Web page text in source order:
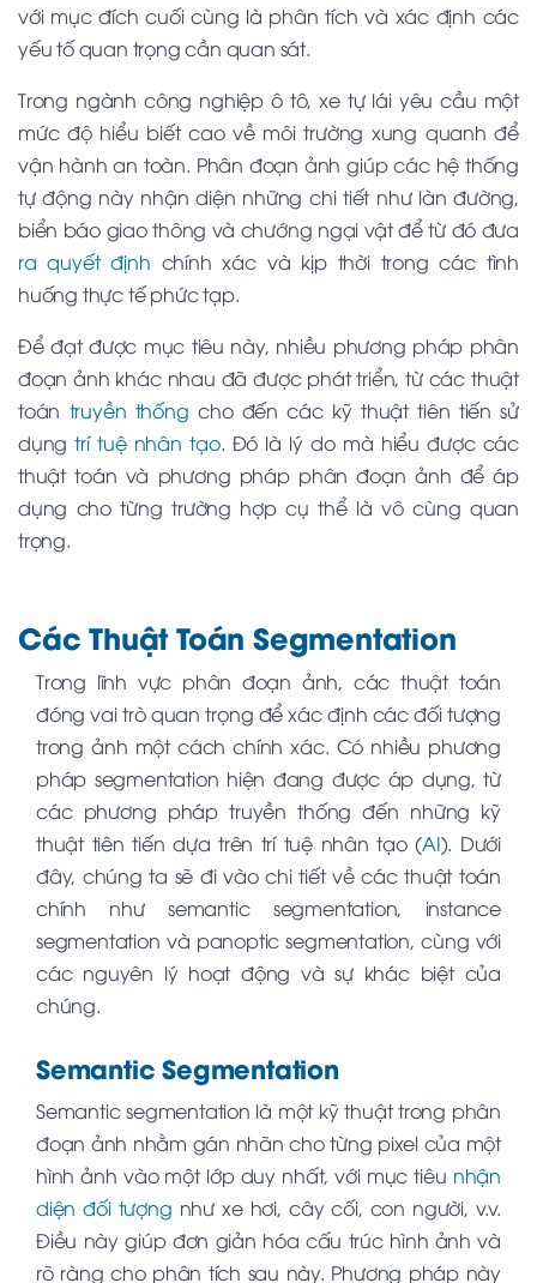
với mục đích cuối cùng là phân tích và xác định các
yếu tố quan trọng cần quan sát.
Trong ngành công nghiệp ô tô, xe tự lái yêu cầu một
mức độ hiểu biết cao về môi trường xung quanh để
vận hành an toàn. Phân đoạn ảnh giúp các hệ thống
tự động này nhận diện những chi tiết như làn đường,
biển báo giao thông và chướng ngại vật để từ đó đưa
ra quyết định chính xác và kịp thời trong các tình
huống thực tế phức tạp.
Để đạt được mục tiêu này, nhiều phương pháp phân
đoạn ảnh khác nhau đã được phát triển, từ các thuật
toán truyền thống cho đến các kỹ thuật tiên tiến sử
dụngtrí tuệ nhân tạo. Đó là lý do mà hiểu được các
thuật toán và phương pháp phân đoạn ảnh để áp
dụng cho từng trường hợp cụ thể là vô cùng quan
trọng.
Các Thuật Toán Segmentation
Trong lĩnh vực phân đoạn ảnh, các thuật toán
đóng vai trò quan trọng để xác định các đối tượng
trong ảnh một cách chính xác. Có nhiều phương
pháp segmentation hiện đang được áp dụng, từ
các phương pháp truyền thống đến những kỹ
thuật tiên tiến dựa trên trí tuệ nhân tạo (AI). Dưới
đây, chúng ta sẽ đi vào chi tiết về các thuật toán
chính như semantic segmentation, instance
segmentation và panoptic segmentation, cùng với
các nguyên lý hoạt động và sự khác biệt của
chúng.
Semantic Segmentation
Semantic segmentation là một kỹ thuật trong phân
đoạn ảnh nhằm gán nhãn cho từng pixel của một
hình ảnh vào một lớp duy nhất, với mục tiêu nhận
diện đối tượng như xe hơi, cây cối, con người, v.v.
Điều này giúp đơn giản hóa cấu trúc hình ảnh và
rõ ràng cho phân tích sau này. Phương pháp này